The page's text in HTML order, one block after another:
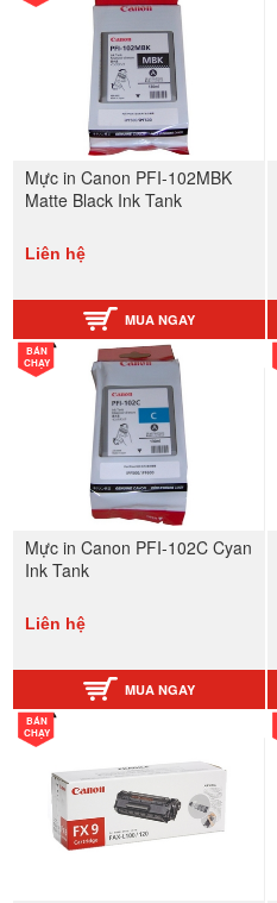
Mực in Canon PFI-102MBK
Matte Black Ink Tank
Liên hệ
MUA NGAY
BÁN
CHẠY
Mực in Canon PFI-102C Cyan
Ink Tank
Liên hệ
MUA NGAY
BÁN
CHẠY